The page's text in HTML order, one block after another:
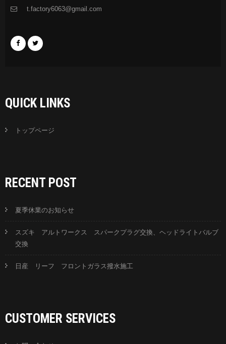
t.factory6063@gmail.com
QUICK LINKS
トップページ
RECENT POST
夏季休業のお知らせ
スズキ アルトワークス スパークプラグ交換、ヘッドライトバルブ
交換
日産 リーフ フロントガラス撥水施工
CUSTOMER SERVICES